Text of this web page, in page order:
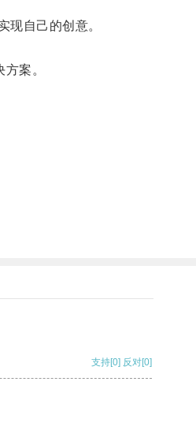
自己的创意。
案。
支持[0] 反对[0]